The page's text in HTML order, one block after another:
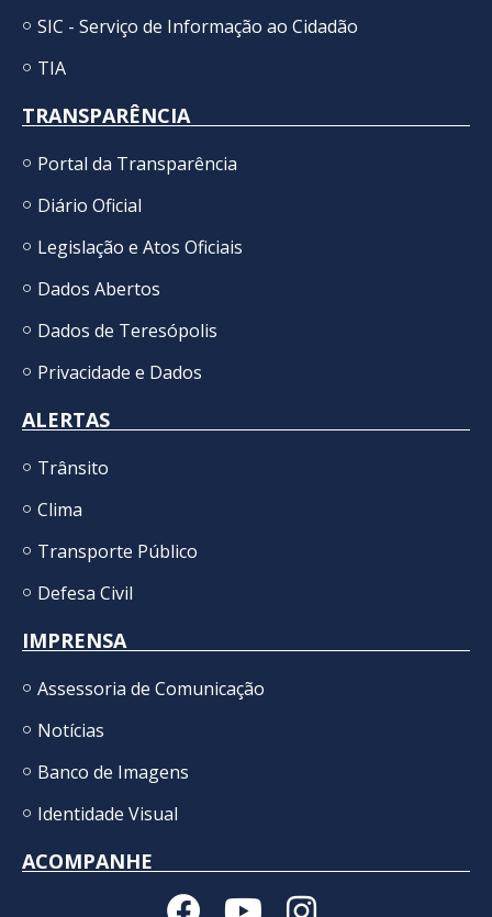
SIC - Serviço de Informação ao Cidadão
TIA
TRANSPARÊNCIA
Portal da Transparência
Diário Oficial
Legislação e Atos Oficiais
Dados Abertos
Dados de Teresópolis
Privacidade e Dados
ALERTAS
Trânsito
Clima
Transporte Público
Defesa Civil
IMPRENSA
Assessoria de Comunicação
Notícias
Banco de Imagens
Identidade Visual
ACOMPANHE